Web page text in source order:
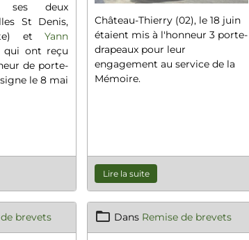
ses deux
St Denis,
etYann
qui ont reçu
de porte-
le 8 mai
Château-Thierry (02), le 18 juin
étaient mis à l'honneur 3 porte-
drapeaux pour leur
engagement au service de la
Mémoire.
Lire la suite
brevets Dans Remise de brevets